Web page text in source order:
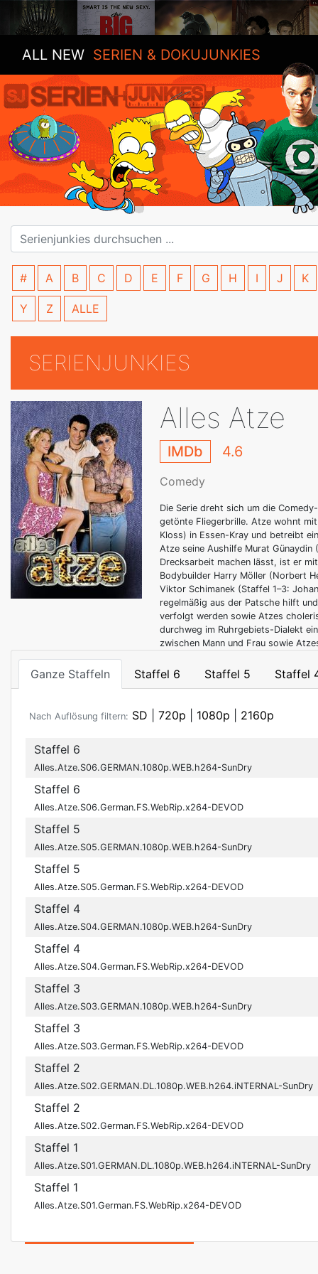
ALL NEW SERIEN & DOKUJUNKIES
# A B C D E F G H I J K
Y Z ALLE
SERIENJUNKIES
Alles Atze
IMDb 4.6
Comedy
Die Serie dreht sich um die
getönte Fliegerbrille. Atze wohnt mit
Kloss) in Essen-Kray und betreibt
Atze seine Aushilfe Murat
Drecksarbeit machen lässt, ist er
Bodybuilder Harry Möller (Norbert
Viktor Schimanek (Staffel 1–3:
regelmäßig aus der Patsche hilft
verfolgt werden sowie Atzes
durchweg im Ruhrgebiets-Dialekt
zwischen Mann und Frau sowie
Ganze Staffeln Staffel 6 Staffel 5 Staffel
Nach Auflösung filtern: SD 720p 1080p 2160p
Staffel 6
Alles.Atze.S06.GERMAN.1080p.WEB.h264-SunDry
Staffel 6
Alles.Atze.S06.German.FS.WebRip.x264-DEVOD
Staffel 5
Alles.Atze.S05.GERMAN.1080p.WEB.h264-SunDry
Staffel 5
Alles.Atze.S05.German.FS.WebRip.x264-DEVOD
Staffel 4
Alles.Atze.S04.GERMAN.1080p.WEB.h264-SunDry
Staffel 4
Alles.Atze.S04.German.FS.WebRip.x264-DEVOD
Staffel 3
Alles.Atze.S03.GERMAN.1080p.WEB.h264-SunDry
Staffel 3
Alles.Atze.S03.German.FS.WebRip.x264-DEVOD
Staffel 2
Alles.Atze.S02.GERMAN.DL.1080p.WEB.h264.iNTERNAL-SunDry
Staffel 2
Alles.Atze.S02.German.FS.WebRip.x264-DEVOD
Staffel 1
Alles.Atze.S01.GERMAN.DL.1080p.WEB.h264.iNTERNAL-SunDry
Staffel 1
Alles.Atze.S01.German.FS.WebRip.x264-DEVOD